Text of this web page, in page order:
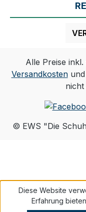
Alle Preise
Versandkostenund
nicht
© EWS "Die
Diese Website
Erfahrung